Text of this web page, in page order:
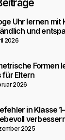
Uhr lernen mit
und
2026
Formen
für Eltern
2026
in Klasse
2025